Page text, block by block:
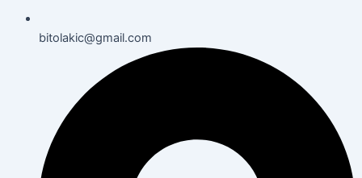
bitolakic@gmail.com